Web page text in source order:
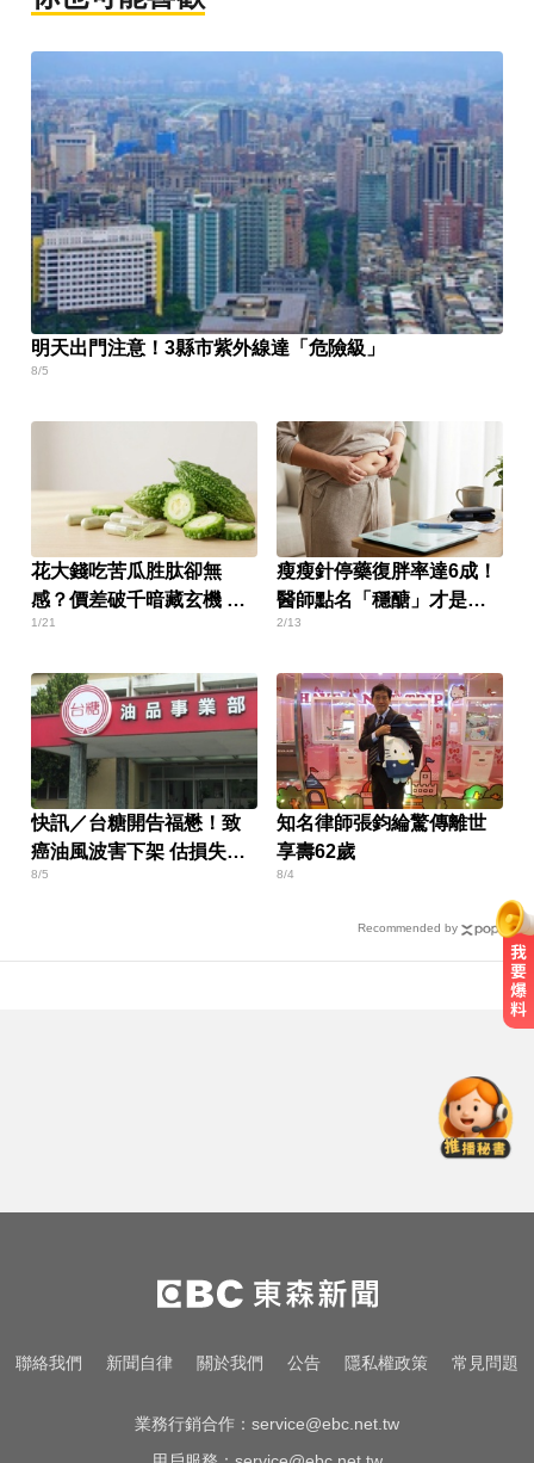
明天出門注意！3縣市紫外線達「危險級」
8/5
花大錢吃苦瓜胜肽卻無
感？價差破千暗藏玄機 買
前必看4大關鍵
1/21
瘦瘦針停藥復胖率達6成！
醫師點名「穩醣」才是根
本關鍵
2/13
快訊／台糖開告福懋！致
癌油風波害下架 估損失
2.43億
8/5
知名律師張鈞綸驚傳離世
享壽62歲
8/4
Recommended by
是老公爺爺帶回房磨蹭 氣炸提告
涉工程回扣驚爆貪瀆！高雄議員范
織欽遭檢調搜索偵訓
停更1個月全面復工！蔡阿嘎甩抄襲
聯絡我們 新聞自律 關於我們 公告 隱私權政策 常見問題
業務行銷合作： service@ebc.net.tw